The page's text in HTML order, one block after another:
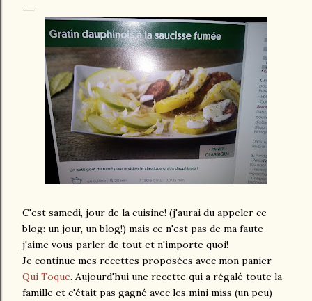
C'est samedi, jour de la cuisine! (j'aurai du appeler ce
blog: un jour, un blog!) mais ce n'est pas de ma faute
j'aime vous parler de tout et n'importe quoi!
Je continue mes recettes proposées avec mon panier
Qui Toque. Aujourd'hui une recette qui a régalé toute la
famille et c'était pas gagné avec les mini miss (un peu)